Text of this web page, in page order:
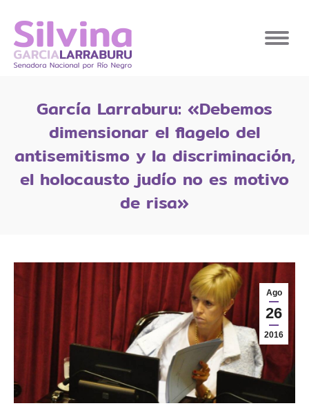
García Larraburu: «Debemos
dimensionar el flagelo del
antisemitismo y la discriminación,
el holocausto judío no es motivo
de risa»
Ago
26
2016